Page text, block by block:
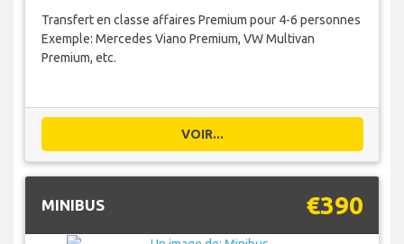
Transfert en classe affaires Premium pour 4-6 personnes
Exemple: Mercedes Viano Premium, VW Multivan
Premium, etc.
VOIR...
MINIBUS €390